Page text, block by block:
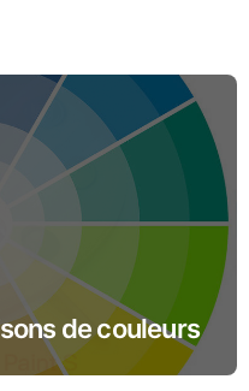
de couleurs